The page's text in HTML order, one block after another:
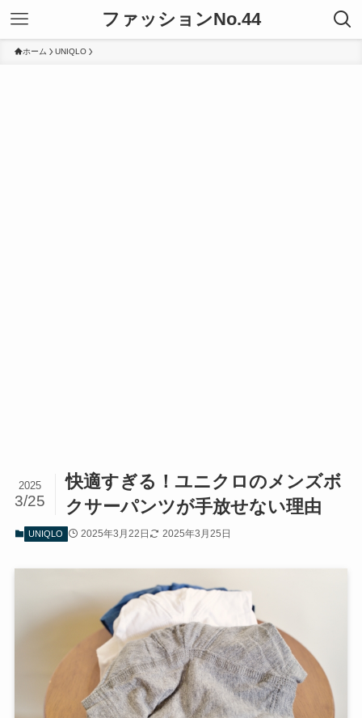
ファッションNo.44
ホーム UNIQLO
快適すぎる！ユニクロのメンズボ
クサーパンツが手放せない理由
2025
3/25
UNIQLO 2025年3月22日 2025年3月25日